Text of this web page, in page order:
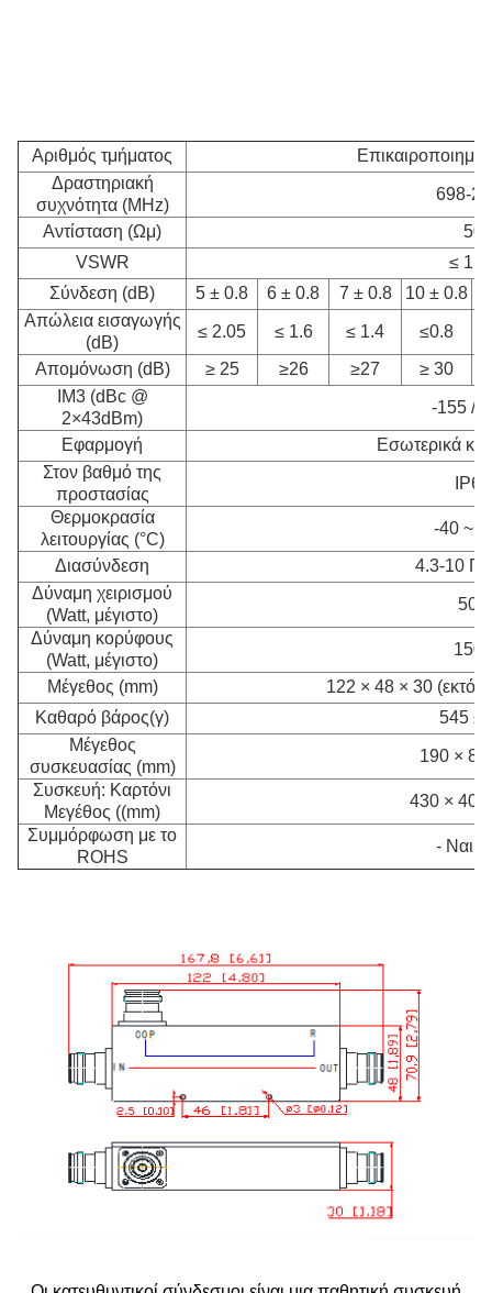
Αριθμός τμήματος
Δραστηριακή
συχνότητα (MHz)
698-
Αντίσταση (Ωμ)
50
VSWR
≤
Σύνδεση (dB)
5 ± 0.8 6 ± 0.8 7 ± 0.8 10 ± 0.8
Απώλεια εισαγωγής
(dB)
≤ 2.05 ≤ 1.6 ≤ 1.4 ≤0.8
Απομόνωση (dB)
≥ 25 ≥26 ≥27 ≥ 30
IM3 (dBc @
2×43dBm)
-155 / -
Εφαρμογή
Εσωτερικά και
Στον βαθμό της
προστασίας
IP65
Θερμοκρασία
λειτουργίας (°C)
-40 ~ +
Διασύνδεση
4.3-10
Δύναμη χειρισμού
(Watt, μέγιστο)
500
Δύναμη κορύφους
(Watt, μέγιστο)
1500
Μέγεθος (mm)
122 × 48 × 30
Καθαρό βάρος(γ)
545 ±
Μέγεθος
συσκευασίας (mm)
190 × 80
Συσκευή: Καρτόνι
Μεγέθος ((mm)
430 × 400
Συμμόρφωση με το
ROHS
- Ναι,